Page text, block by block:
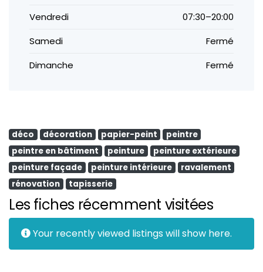
Vendredi
07:30–20:00
Samedi
Fermé
Dimanche
Fermé
déco décoration papier-peint
peintre
peintre en bâtiment
peinture
peinture extérieure
peinture façade
peinture intérieure
ravalement
rénovation
tapisserie
Les fiches récemment visitées
Your recently viewed listings will show here.